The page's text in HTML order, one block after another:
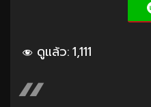
ดูแล้ว:1,111